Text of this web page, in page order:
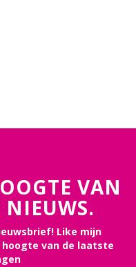
VAN
NIEUWS.
Like mijn
van de laatste